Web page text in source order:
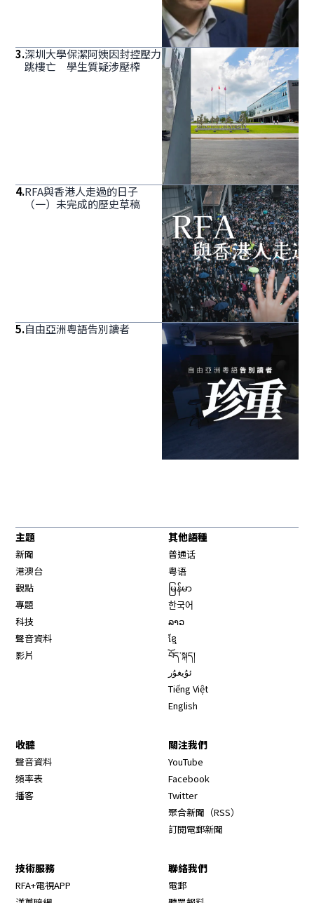
3.深圳大學保潔阿姨因封控壓力
跳樓亡 學生質疑涉壓榨
4.RFA與香港人走過的日子
（一）未完成的歷史草稿
5.自由亞洲粵語告別讀者
主題
新聞
港澳台
觀點
專題
科技
聲音資料
影片
其他語種
普通话
粤语
မြန်မာ
한국어
ລາວ
ខ្មែ
བོད་སྐད།
ئۇيغۇر
Tiếng Việt
English
收聽
聲音資料
頻率表
播客
關注我們
YouTube
Facebook
Twitter
聚合新聞（RSS）
訂閱電郵新聞
技術服務
RFA+電視APP
聯絡我們
電郵